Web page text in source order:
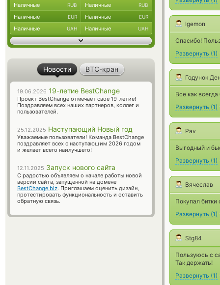
Igemon
Спасибо!
Развернуть (1)
Годунок
Все как
Развернуть (1)
Pav
Выгодный и
Развернуть (1)
Вячеслав
Покупал
Развернуть (1)
Stg84
Пользуюсь с
Так держать!
Развернуть (1)
Наличные RUB Наличные RUB
Наличные EUR Наличные EUR
Наличные UAH Наличные UAH
Новости BTC-кран
19.06.2026 19-летие BestChange
Проект BestChange отмечает свое 19-летие!
Поздравляем всех наших партнеров, коллег и
пользователей.
25.12.2025 Наступающий Новый год
Уважаемые пользователи! Команда BestChange
поздравляет всех с наступающим 2026 годом
и желает всего наилучшего!
12.11.2025 Запуск нового сайта
С радостью объявляем о начале работы новой
версии сайта, запущенной на домене
BestChange.biz. Приглашаем оценить дизайн,
протестировать функциональность и оставить
обратную связь.